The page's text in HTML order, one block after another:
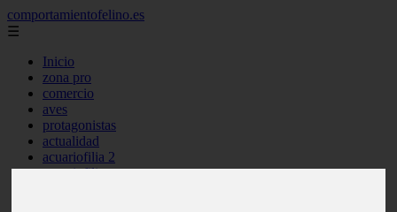
comportamientofelino.es
☰
Inicio
zona pro
comercio
aves
protagonistas
actualidad
acuariofilia 2
acuariofilia